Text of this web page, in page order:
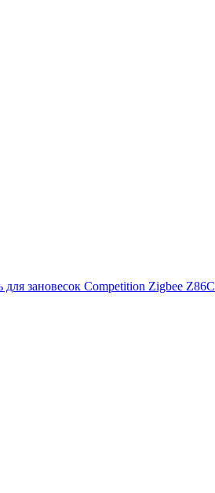
зановесок Competition Zigbee Z86C